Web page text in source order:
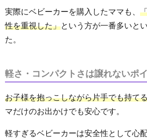
実際にベビーカーを購入したママも、
性を重視した」という方が一番多いと
た。
軽さ・コンパクトさは譲れないポ
お子様を抱っこしながら片手でも持て
マだけのお出かけでも安心です。
軽すぎるベビーカーは安全性として心